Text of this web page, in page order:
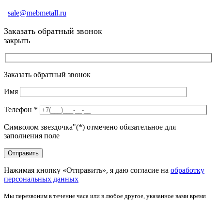
sale@mebmetall.ru
Заказать обратный звонок
закрыть
Заказать обратный звонок
Имя
Телефон *
Символом звездочка"(*) отмечено обязательное для
заполнения поле
Нажимая кнопку «Отправить», я даю согласие на обработку
персональных данных
Мы перезвоним в течение часа или в любое другое, указанное вами время